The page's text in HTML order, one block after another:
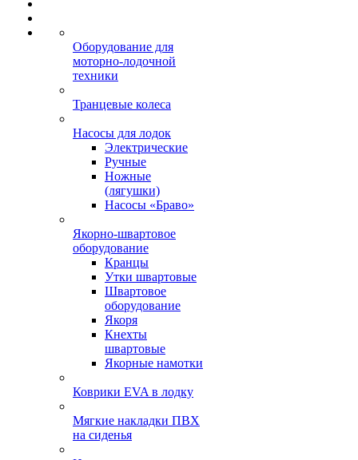
Оборудование для
моторно-лодочной
техники
Транцевые колеса
Насосы для лодок
Электрические
Ручные
Ножные
(лягушки)
Насосы «Браво»
Якорно-швартовое
оборудование
Кранцы
Утки швартовые
Швартовое
оборудование
Якоря
Кнехты
швартовые
Якорные намотки
Коврики EVA в лодку
Мягкие накладки ПВХ
на сиденья